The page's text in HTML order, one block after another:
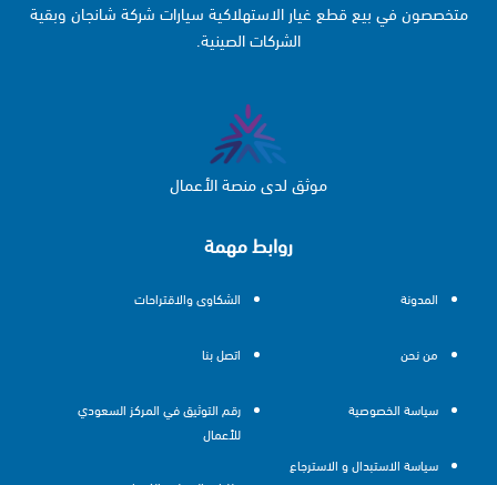
روابط مهمة
المدونة
من نحن
سياسة الخصوصية
سياسة الاستبدال و الاسترجاع
الشكاوى والاقتراحات
اتصل بنا
رقم التوثيق في المركز السعودي
للأعمال
متخصصون في بيع قطع غيار الاستهلاكية سيارات شركة شانجان وبقية
الشركات الصينية.
موثق لدى منصة الأعمال